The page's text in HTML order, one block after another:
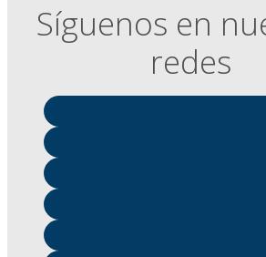
Síguenos en
redes